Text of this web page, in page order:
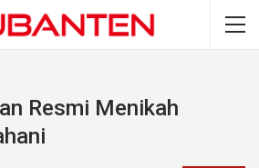
Resmi Menikah